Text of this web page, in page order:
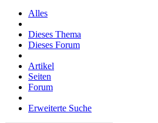
Alles
Dieses Thema
Dieses Forum
Artikel
Seiten
Forum
Erweiterte Suche